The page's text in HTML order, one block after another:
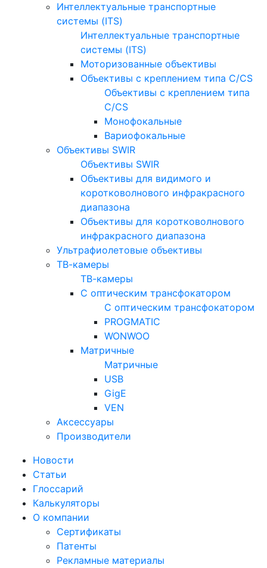
Интеллектуальные транспортные
системы (ITS)
Интеллектуальные транспортные
системы (ITS)
Моторизованные объективы
Объективы с креплением типа C/CS
Объективы с креплением типа
C/CS
Монофокальные
Вариофокальные
Объективы SWIR
Объективы SWIR
Объективы для видимого и
коротковолнового инфракрасного
диапазона
Объективы для коротковолнового
инфракрасного диапазона
Ультрафиолетовые объективы
ТВ-камеры
ТВ-камеры
С оптическим трансфокатором
С оптическим трансфокатором
PROGMATIC
WONWOO
Матричные
Матричные
USB
GigE
VEN
Аксессуары
Производители
Новости
Статьи
Глоссарий
Калькуляторы
О компании
Сертификаты
Патенты
Рекламные материалы